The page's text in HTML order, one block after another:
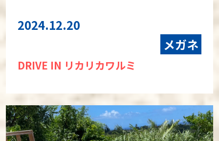
2024.12.20
メガネ
DRIVE IN リカリカワルミ